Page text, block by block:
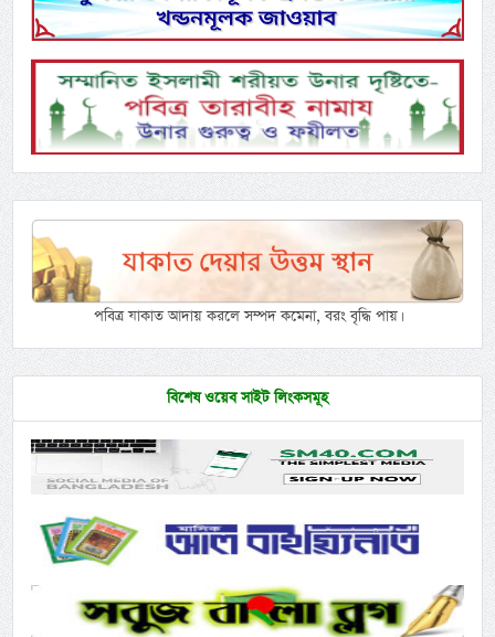
পবিত্র যাকাত আদায় করলে সম্পদ কমেনা, বরং বৃদ্ধি পায়।
বিশেষ ওয়েব সাইট লিংকসমূহ